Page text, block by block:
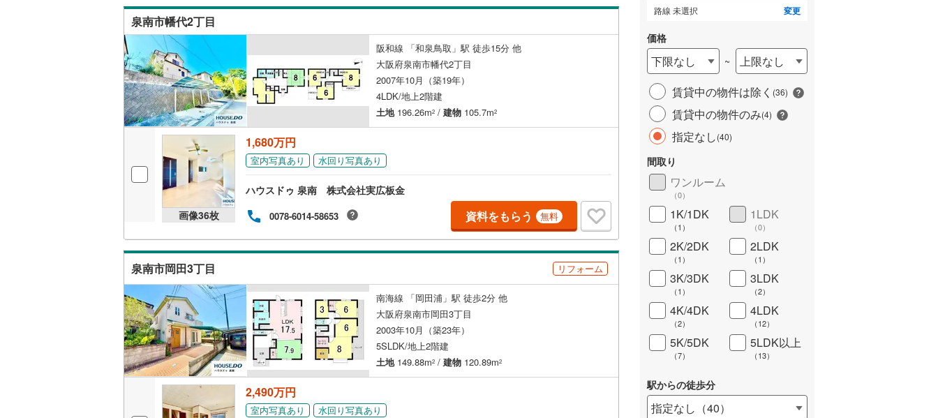
泉南市幡代2丁目
阪和線 「和泉鳥取」駅 徒歩15分 他
大阪府泉南市幡代2丁目
2007年10月（築19年）
4LDK/地上2階建
土地196.26m2 / 建物 105.7m2
画像36枚
1,680万円
室内写真あり 水回り写真あり
ハウスドゥ 泉南 株式会社実広板金
0078-6014-58653 資料をもらう 無料
泉南市岡田3丁目 リフォーム
南海線 「岡田浦」駅 徒歩2分 他
大阪府泉南市岡田3丁目
2003年10月（築23年）
5SLDK/地上2階建
土地149.88m2 / 建物 120.89m2
2,490万円
室内写真あり 水回り写真あり
路線 未選択 変更
価格
下限なし ~
上限なし
賃貸中の物件は除く (36)
賃貸中の物件のみ(4)
指定なし(40)
間取り
ワンルーム
（0）
1K/1DK
（1 ）
1LDK
（0）
2K/2DK
（1 ）
2LDK
（1 ）
3K/3DK
（1 ）
3LDK
（2）
4K/4DK
（2）
4LDK
（12）
5K/5DK
（7）
5LDK以上
（13）
駅からの徒歩分
指定なし （40）
浴室乾燥機あり（8）
ウォークインクローゼット
（7）
床下収納
ウッドデッキあり（3）
構造・規模・施工・品質・工法関連
耐震、免震、制震構造
住宅性能評価付き（0） 長期優良住宅
オンライン内見(相談)可（11 ） IT重説可（
オンライン対応とは？ 詳しく見る